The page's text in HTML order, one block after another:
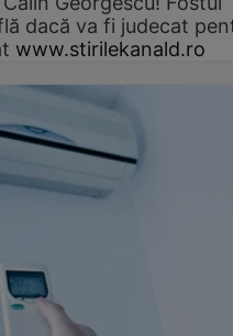
dacă va fi judecat
www.stirilekanald.ro